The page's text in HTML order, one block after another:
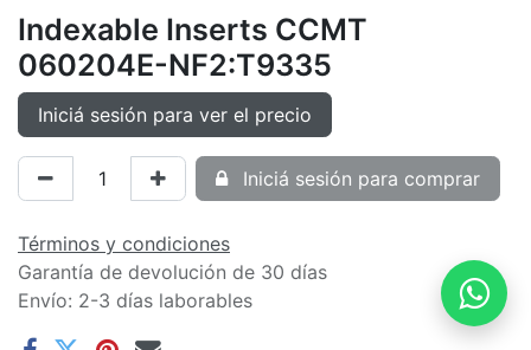
Indexable Inserts CCMT
060204E-NF2:T9335
Iniciá sesión para ver el precio
Iniciá sesión para comprar
Términos y condiciones
Garantía de devolución de 30 días
Envío: 2-3 días laborables